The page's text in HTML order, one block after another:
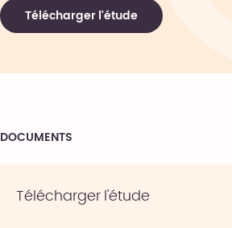
Télécharger l'étude
DOCUMENTS
Télécharger l'étude